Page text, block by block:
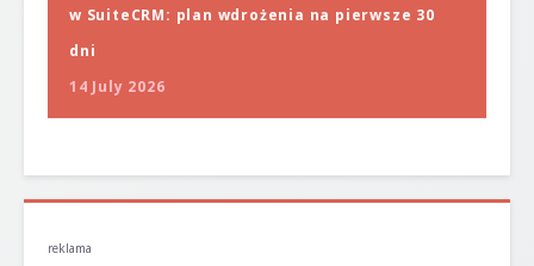
w SuiteCRM: plan wdrożenia na pierwsze 30
dni
14 July 2026
reklama